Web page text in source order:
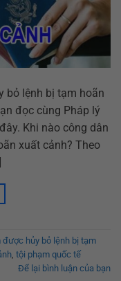
bỏ lệnh bị tạm hoãn
đọc cùng Pháp lý
Khi nào công dân
xuất cảnh? Theo
được hủy bỏ lệnh bị tạm
, tội phạm quốc tế
Để lại bình luận của bạn